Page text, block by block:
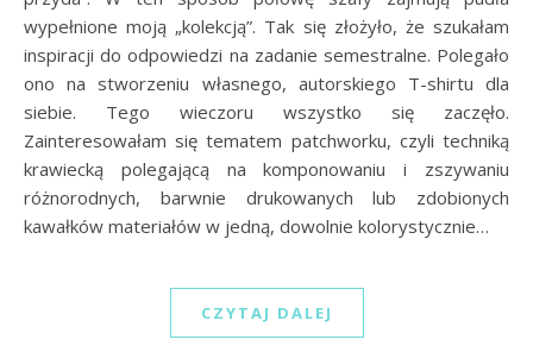
wypełnione moją „kolekcją”. Tak się złożyło, że szukałam
inspiracji do odpowiedzi na zadanie semestralne. Polegało
ono na stworzeniu własnego, autorskiego T-shirtu dla
siebie. Tego wieczoru wszystko się zaczęło.
Zainteresowałam się tematem patchworku, czyli techniką
krawiecką polegającą na komponowaniu i zszywaniu
różnorodnych, barwnie drukowanych lub zdobionych
kawałków materiałów w jedną, dowolnie kolorystycznie…
CZYTAJ DALEJ